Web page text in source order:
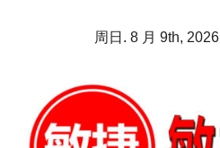
周日. 8 月 9th, 2026